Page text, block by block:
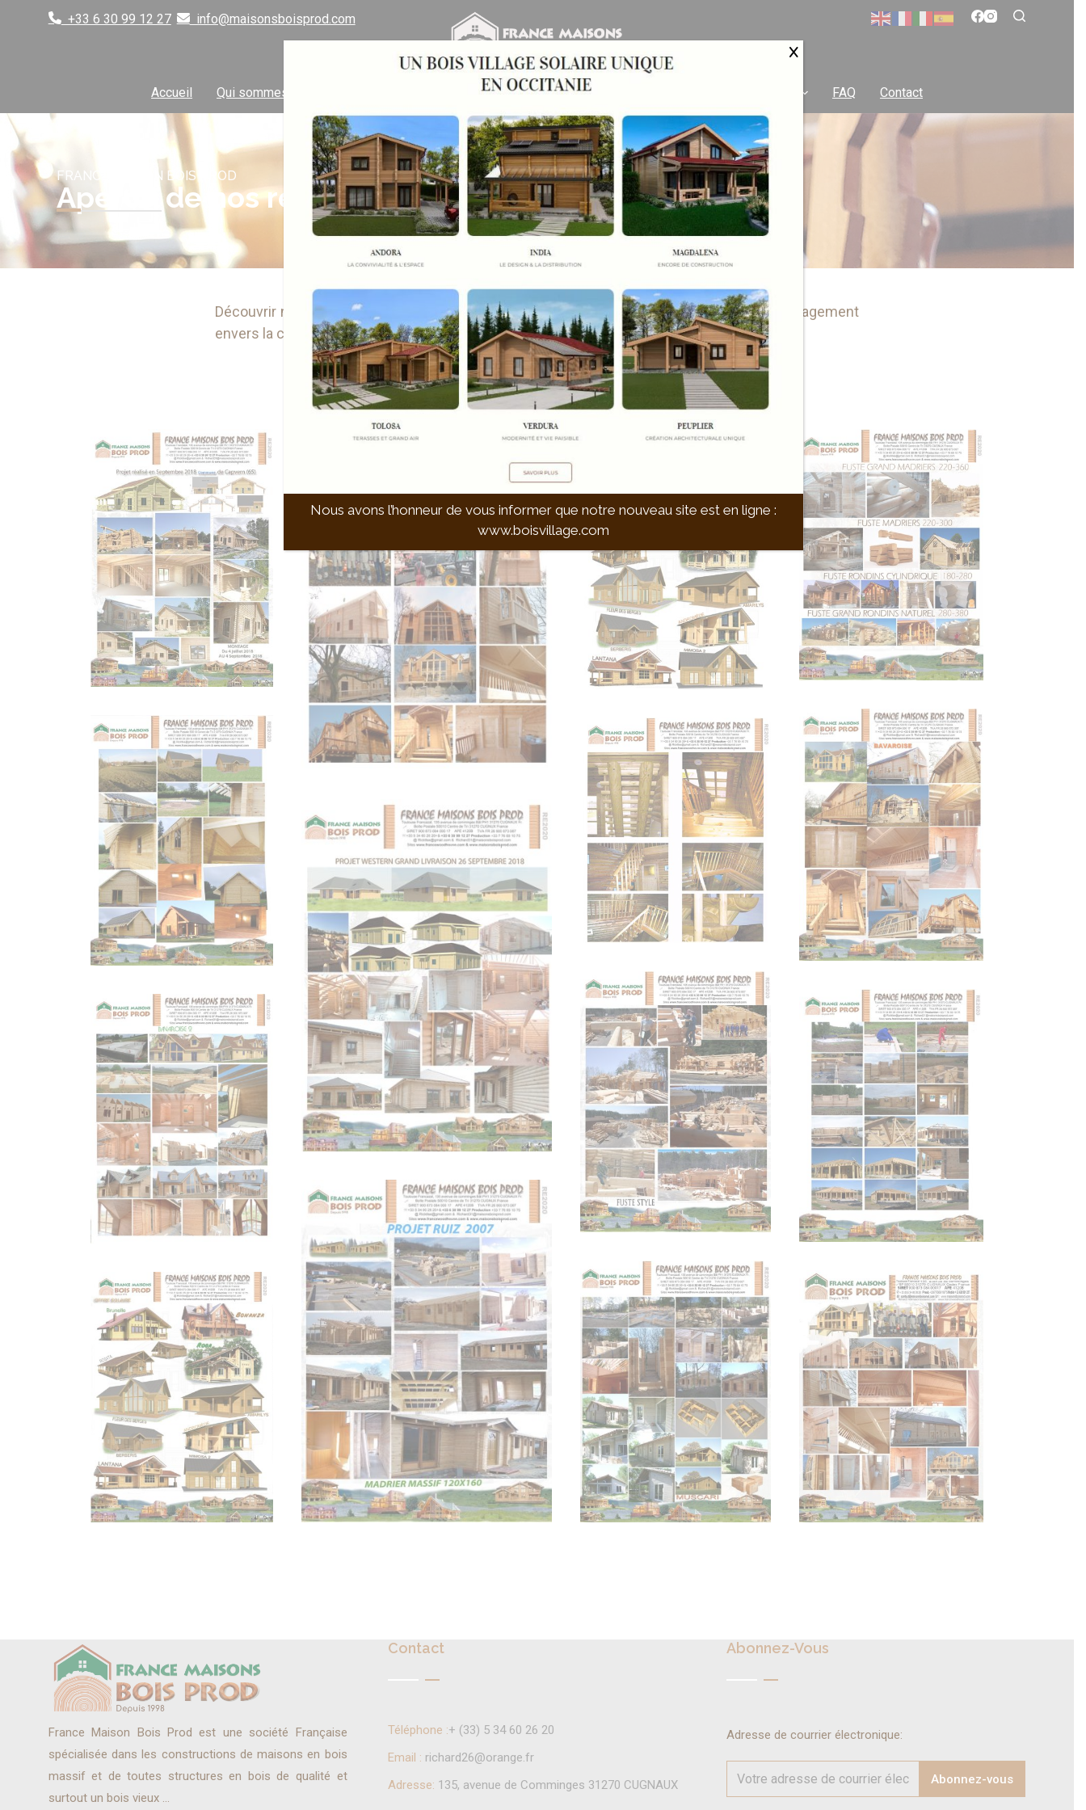
r
a
u
c
n
e
n
+33 6 30 99 12 27 info@maisonsboisprod.com
Accueil Qui sommes-nous Votre projet FAQ Contact
FRANCE MAISON BOIS PROD
Aperçu de nos réalisations
Découvrir nos précédentes réalisations qui illustrent notre savoir-faire unique et notre engagement
envers la création d’espaces exceptionnels en bois.
France Maison Bois Prod est une société Française
spécialisée dans les constructions de maisons en bois
massif et de toutes structures en bois de qualité et
surtout un bois vieux ...
Contact
Téléphone :+ (33) 5 34 60 26 20
Email : richard26@orange.fr
Adresse: 135, avenue de Comminges 31270 CUGNAUX
Abonnez-Vous
Adresse de courrier électronique:
Nous avons l’honneur de vous informer que notre nouveau site est en ligne :
www.boisvillage.com